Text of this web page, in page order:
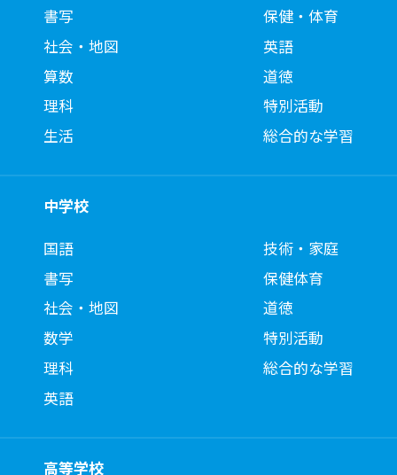
書写
社会・地図
算数
理科
生活
保健・体育
英語
道徳
特別活動
総合的な学習
中学校
国語
書写
社会・地図
数学
理科
英語
技術・家庭
保健体育
道徳
特別活動
総合的な学習
高等学校